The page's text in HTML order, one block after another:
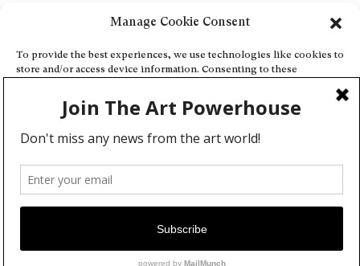
Manage Cookie Consent
To provide the best experiences, we use technologies like cookies to
store and/or access device information. Consenting to these
or unique IDs on this site. Not consenting or withdrawing consent,
may adversely affect certain features and functions.
Deny
View preferences
Accueil
Événements
À propos
Partenaires
Contact
Conditions générales
Confidentialité et cookies
Communiquer votre événement